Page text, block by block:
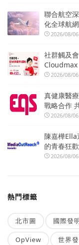
聯合航空
化全球航
2026/08/06
社群觸及
Cloudmax
2026/08/06
真健康醫
戰略合作
2026/08/06
陳嘉樺
的青春狂歡
2026/08/06
熱門標籤
北市圖 國際發
OpView 世界